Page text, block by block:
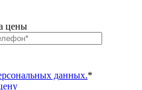
цены
данных.*